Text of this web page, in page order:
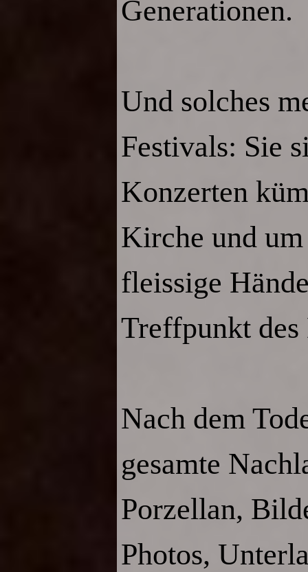
Generationen.
Und solches
Festivals: Sie
Konzerten
Kirche und
fleissige
Treffpunkt des
Nach dem
gesamte
Porzellan,
Photos,